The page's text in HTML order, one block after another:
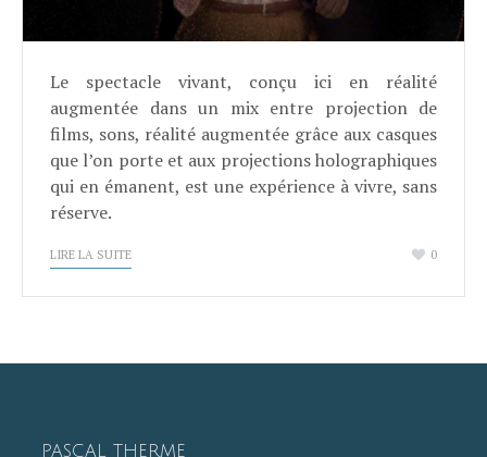
Le spectacle vivant, conçu ici en réalité
augmentée dans un mix entre projection de
films, sons, réalité augmentée grâce aux casques
que l’on porte et aux projections holographiques
qui en émanent, est une expérience à vivre, sans
réserve.
LIRE LA SUITE 0
PASCAL THERME